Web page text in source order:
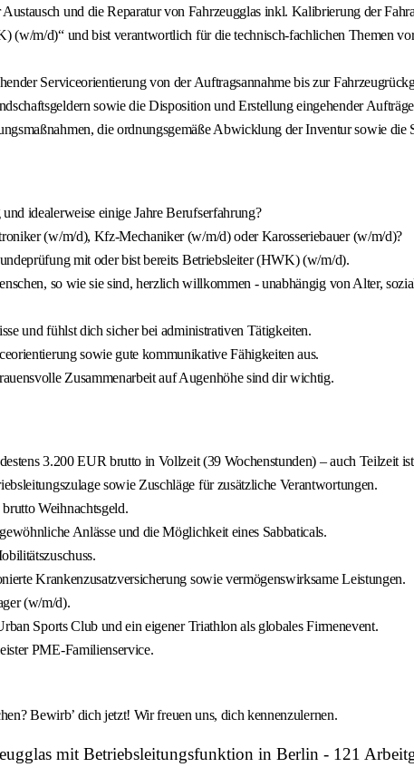
und die Reparatur von Fahrzeugglas inkl. Kalibrierung der
(w/m/d)“ und bist verantwortlich für die technisch-fachlichen Themen
Serviceorientierung von der Auftragsannahme bis zur
sowie die Disposition und Erstellung eingehender
die ordnungsgemäße Abwicklung der Inventur sowie
idealerweise einige Jahre Berufserfahrung?
(w/m/d), Kfz-Mechaniker (w/m/d) oder Karosseriebauer (w/m/d)?
mit oder bist bereits Betriebsleiter (HWK) (w/m/d).
so wie sie sind, herzlich willkommen - unabhängig von Alter,
und fühlst dich sicher bei administrativen Tätigkeiten.
sowie gute kommunikative Fähigkeiten aus.
Zusammenarbeit auf Augenhöhe sind dir wichtig.
3.200 EUR brutto in Vollzeit (39 Wochenstunden) – auch Teilzeit
sowie Zuschläge für zusätzliche Verantwortungen.
Weihnachtsgeld.
Anlässe und die Möglichkeit eines Sabbaticals.
Krankenzusatzversicherung sowie vermögenswirksame Leistungen.
(w/m/d).
Sports Club und ein eigener Triathlon als globales Firmenevent.
PME-Familienservice.
Bewirb’ dich jetzt! Wir freuen uns, dich kennenzulernen.
mit Betriebsleitungsfunktion in Berlin - 121